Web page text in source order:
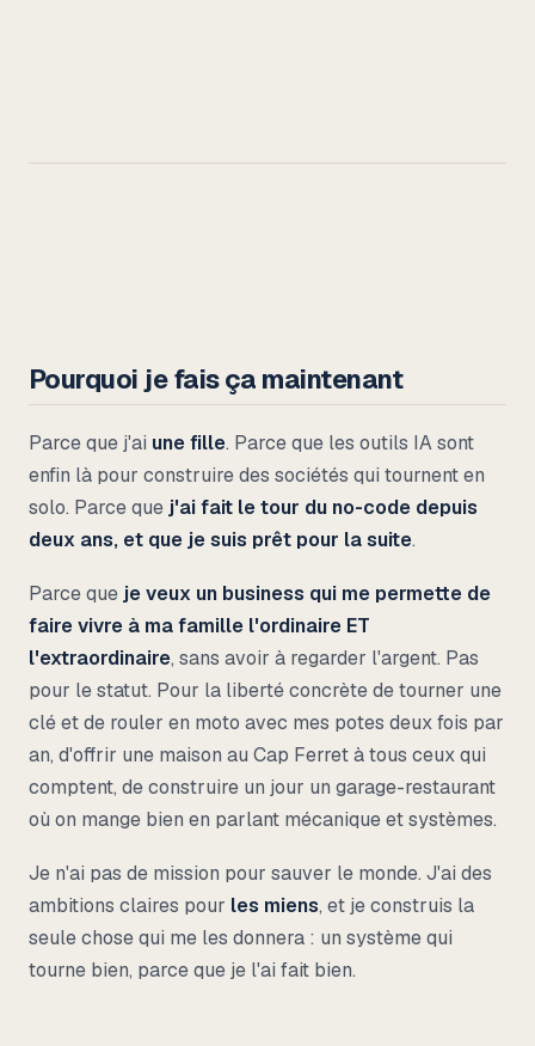
Pourquoi je fais ça maintenant
Parce que j'ai une fille. Parce que les outils IA sont
enfin là pour construire des sociétés qui tournent en
solo. Parce que j'ai fait le tour du no-code depuis
deux ans, et que je suis prêt pour la suite.
Parce que je veux un business qui me permette de
faire vivre à ma famille l'ordinaire ET
l'extraordinaire, sans avoir à regarder l'argent. Pas
pour le statut. Pour la liberté concrète de tourner une
clé et de rouler en moto avec mes potes deux fois par
an, d'offrir une maison au Cap Ferret à tous ceux qui
comptent, de construire un jour un garage-restaurant
où on mange bien en parlant mécanique et systèmes.
Je n'ai pas de mission pour sauver le monde. J'ai des
ambitions claires pour les miens, et je construis la
seule chose qui me les donnera : un système qui
tourne bien, parce que je l'ai fait bien.